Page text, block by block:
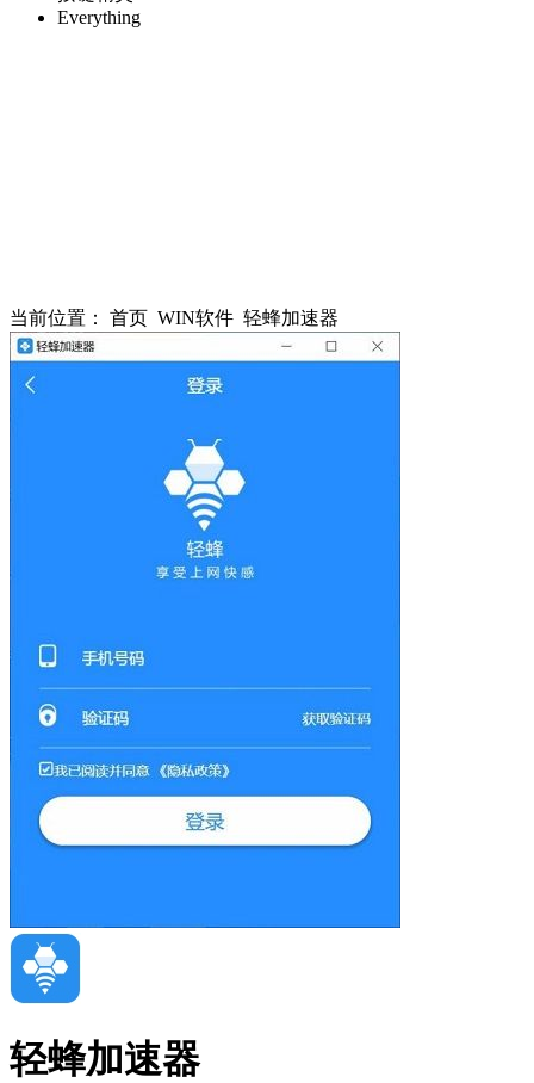
Everything
当前位置： 首页 WIN软件 轻蜂加速器
轻蜂加速器